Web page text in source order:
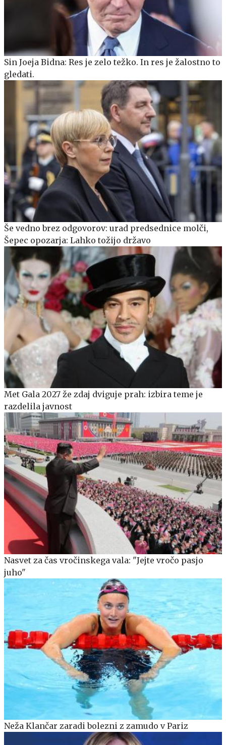
Sin Joeja Bidna: Res je zelo težko. In res je žalostno to
gledati.
Še vedno brez odgovorov: urad predsednice molči,
Šepec opozarja: Lahko tožijo državo
Met Gala 2027 že zdaj dviguje prah: izbira teme je
razdelila javnost
Nasvet za čas vročinskega vala: "Jejte vročo pasjo
juho"
Neža Klančar zaradi bolezni z zamudo v Pariz